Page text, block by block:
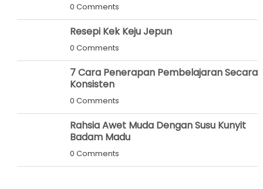
0 Comments
Resepi Kek Keju Jepun
0 Comments
7 Cara Penerapan Pembelajaran Secara
Konsisten
0 Comments
Rahsia Awet Muda Dengan Susu Kunyit
Badam Madu
0 Comments